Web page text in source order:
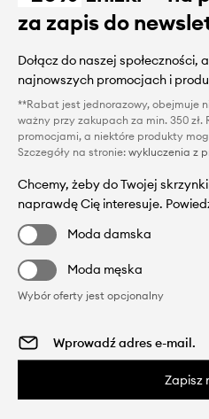
za zapis do
Dołącz do naszej
najnowszych promocjach i
**Rabat jest jednorazowy, obejmuje
ważny przy zakupach za min. 350 zł.
promocjami, a niektóre produkty
Szczegóły na stronie: wykluczenia z
Chcemy, żeby do Twojej
naprawdę Cię interesuje.
Moda damska
Moda męska
Wybór oferty jest opcjonalny
Zapisz